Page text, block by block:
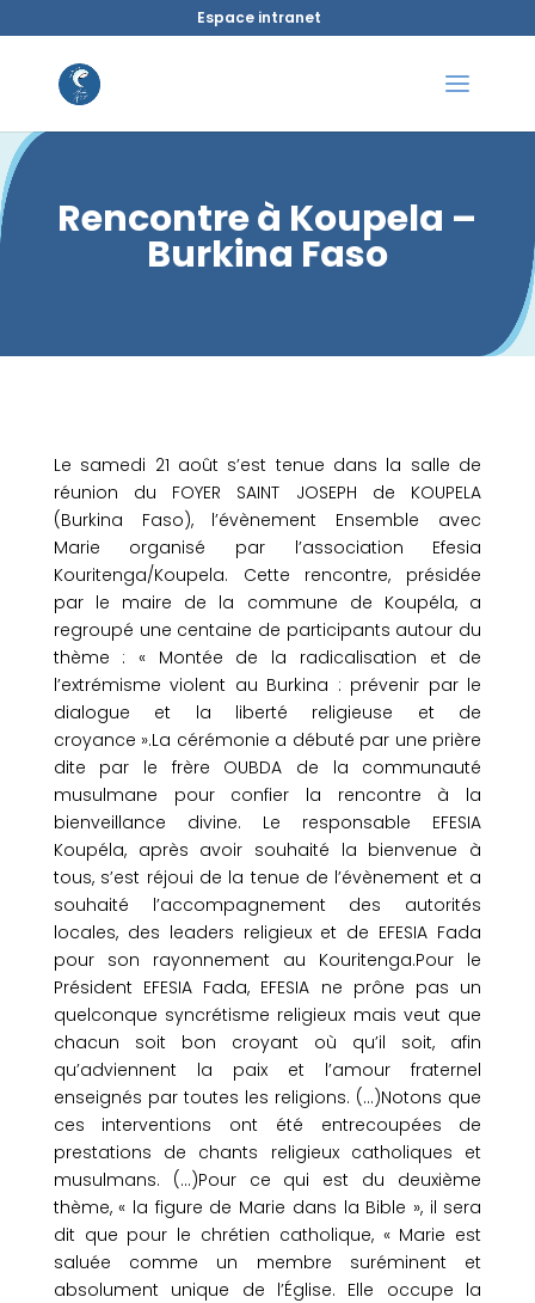
Espace intranet
Rencontre à Koupela –
Burkina Faso
Le samedi 21 août s’est tenue dans la salle de
réunion du FOYER SAINT JOSEPH de KOUPELA
(Burkina Faso), l’évènement Ensemble avec
Marie organisé par l’association Efesia
Kouritenga/Koupela. Cette rencontre, présidée
par le maire de la commune de Koupéla, a
regroupé une centaine de participants autour du
thème : « Montée de la radicalisation et de
l’extrémisme violent au Burkina : prévenir par le
dialogue et la liberté religieuse et de
croyance ».La cérémonie a débuté par une prière
dite par le frère OUBDA de la communauté
musulmane pour confier la rencontre à la
bienveillance divine. Le responsable EFESIA
Koupéla, après avoir souhaité la bienvenue à
tous, s’est réjoui de la tenue de l’évènement et a
souhaité l’accompagnement des autorités
locales, des leaders religieux et de EFESIA Fada
pour son rayonnement au Kouritenga.Pour le
Président EFESIA Fada, EFESIA ne prône pas un
quelconque syncrétisme religieux mais veut que
chacun soit bon croyant où qu’il soit, afin
qu’adviennent la paix et l’amour fraternel
enseignés par toutes les religions. (…)Notons que
ces interventions ont été entrecoupées de
prestations de chants religieux catholiques et
musulmans. (…)Pour ce qui est du deuxième
thème, « la figure de Marie dans la Bible », il sera
dit que pour le chrétien catholique, « Marie est
saluée comme un membre suréminent et
absolument unique de l’Église. Elle occupe la